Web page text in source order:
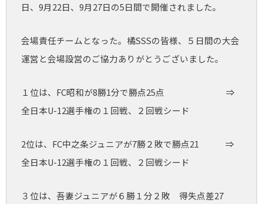
日、9月22日、9月27日の5日間で開催されました。
会場責任チームとなった。橘SSSの皆様、５日間の大会
運営と会場設営のご協力ありがとうございました。
１位は、FC昭和が8勝1分で勝点25点 ⇒
全日本U-12選手権の１回戦、２回戦シード
2位は、FC中之条ジュニアが7勝２敗で勝点21 ⇒
全日本U-12選手権の１回戦、２回戦シード
３位は、吾妻ジュニアが６勝１分２敗 得失点差27